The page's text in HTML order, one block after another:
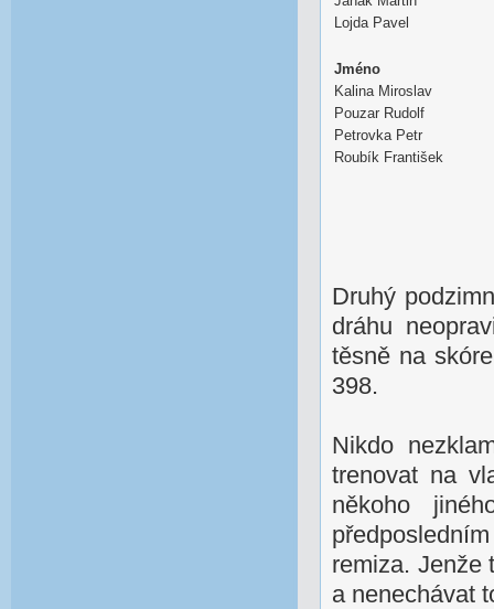
Lojda Pavel
Jméno
Kalina Miroslav
Pouzar Rudolf
Petrovka Petr
Roubík František
Druhý
dráhu
těsně na
398.
Nikdo
trenovat na
někoho
remiza. Jenže
a nenechávat